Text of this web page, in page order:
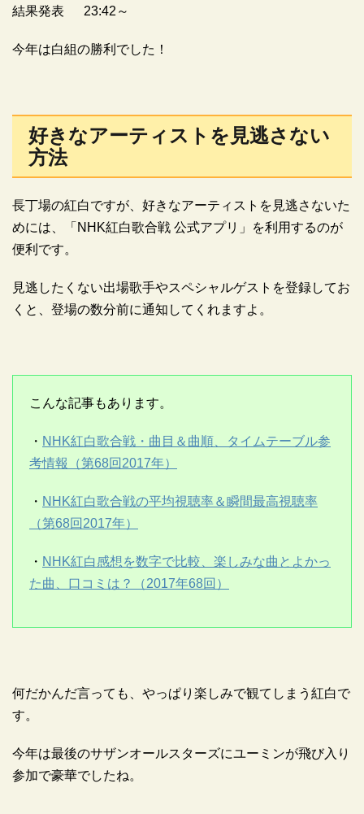
結果発表 23:42～
今年は白組の勝利でした！
好きなアーティストを見逃さない
方法
長丁場の紅白ですが、好きなアーティストを見逃さないた
めには、「NHK紅白歌合戦 公式アプリ」を利用するのが
便利です。
見逃したくない出場歌手やスペシャルゲストを登録してお
くと、登場の数分前に通知してくれますよ。
こんな記事もあります。
・ NHK紅白歌合戦・曲目＆曲順、タイムテーブル参
考情報（第68回2017年）
・ NHK紅白歌合戦の平均視聴率＆瞬間最高視聴率
（第68回2017年）
・ NHK紅白感想を数字で比較、楽しみな曲とよかっ
た曲、口コミは？（2017年68回）
何だかんだ言っても、やっぱり楽しみで観てしまう紅白で
す。
今年は最後のサザンオールスターズにユーミンが飛び入り
参加で豪華でしたね。